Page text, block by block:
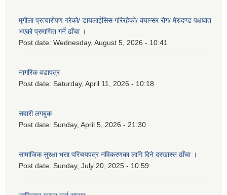
मृगौला प्रत्यारोपण गरेको/ डायलाईसिस गरिरहेको/ क्यान्सर रोग/ मेरुदण्ड पक्षघात
भएको प्रमाणित गर्ने ढाँचा ।
Post date: Wednesday, August 5, 2026 - 10:41
नागरिक वडापत्र
Post date: Saturday, April 11, 2026 - 10:18
सवारी लगबुक
Post date: Sunday, April 5, 2026 - 21:30
सामाजिक सुरक्षा भत्ता परिचयपत्र नविकरणका लागि दिने दरखास्त ढाँचा ।
Post date: Sunday, July 20, 2025 - 10:59